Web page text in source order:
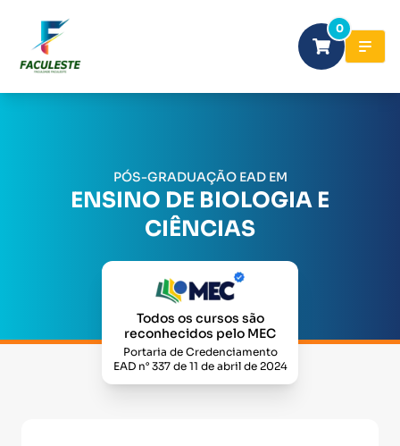
0
PÓS-GRADUAÇÃO EAD EM
ENSINO DE BIOLOGIA E
CIÊNCIAS
Todos os cursos são
reconhecidos pelo MEC
Portaria de Credenciamento
EAD n° 337 de 11 de abril de 2024